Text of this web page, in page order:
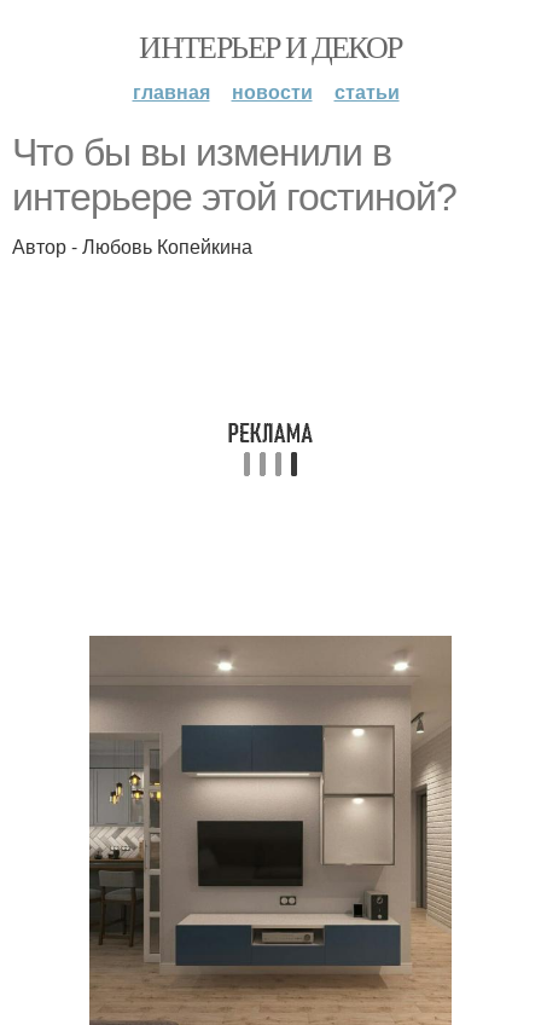
ИНТЕРЬЕР И ДЕКОР
главная новости статьи
Что бы вы изменили в
интерьере этой гостиной?
Автор - Любовь Копейкина